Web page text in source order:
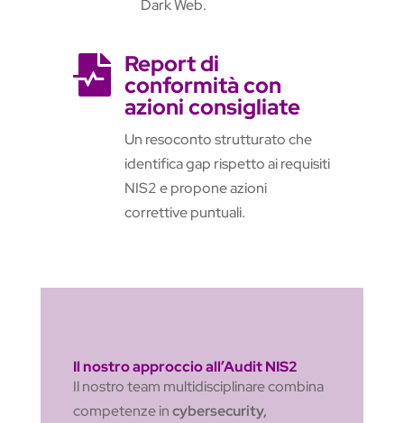
Dark Web.
 Report di
conformità con
azioni consigliate
Un resoconto strutturato che
identifica gap rispetto ai requisiti
NIS2 e propone azioni
correttive puntuali.
Il nostro approccio all’Audit NIS2
Il nostro team multidisciplinare combina
competenze incybersecurity,